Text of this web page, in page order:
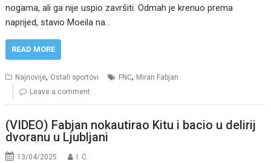
nogama, ali ga nije uspio završiti. Odmah je krenuo prema
naprijed, stavio Moeila na…
READ MORE
Najnovije, Ostali sportovi FNC, Miran Fabjan
Leave a comment
(VIDEO) Fabjan nokautirao Kitu i bacio u delirij
dvoranu u Ljubljani
13/04/2025 I. Ć.